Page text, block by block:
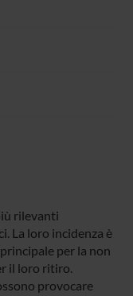
rilevanti
La loro incidenza è
per la non
il loro ritiro.
provocare